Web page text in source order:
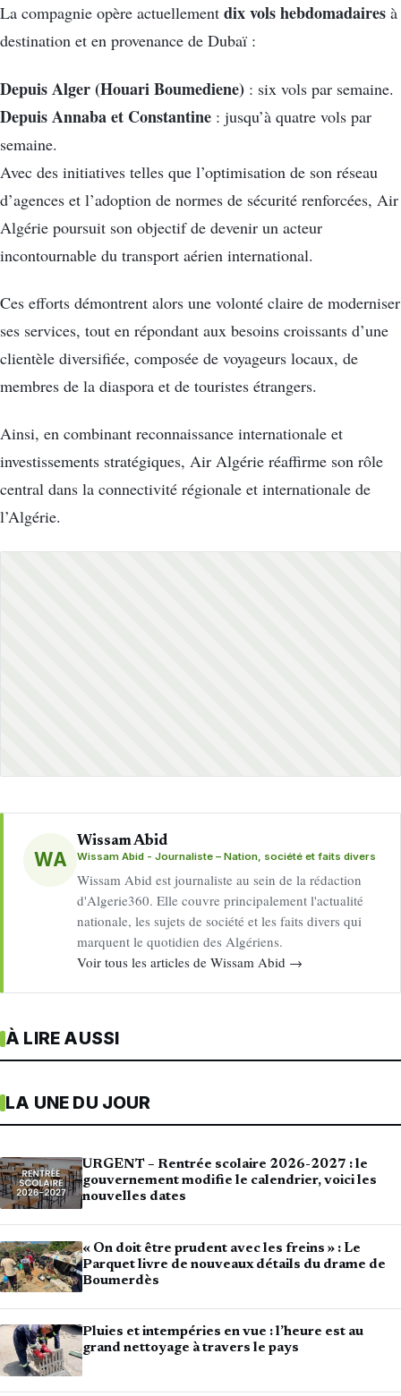
La compagnie opère actuellement dix vols hebdomadaires à
destination et en provenance de Dubaï :
Depuis Alger (Houari Boumediene) : six vols par semaine.
Depuis Annaba et Constantine : jusqu’à quatre vols par
semaine.
Avec des initiatives telles que l’optimisation de son réseau
d’agences et l’adoption de normes de sécurité renforcées, Air
Algérie poursuit son objectif de devenir un acteur
incontournable du transport aérien international.
Ces efforts démontrent alors une volonté claire de moderniser
ses services, tout en répondant aux besoins croissants d’une
clientèle diversifiée, composée de voyageurs locaux, de
membres de la diaspora et de touristes étrangers.
Ainsi, en combinant reconnaissance internationale et
investissements stratégiques, Air Algérie réaffirme son rôle
central dans la connectivité régionale et internationale de
l’Algérie.
WA
Wissam Abid
Wissam Abid - Journaliste – Nation, société et faits divers
Wissam Abid est journaliste au sein de la rédaction
d'Algerie360. Elle couvre principalement l'actualité
nationale, les sujets de société et les faits divers qui
marquent le quotidien des Algériens.
Voir tous les articles de Wissam Abid →
À LIRE AUSSI
LA UNE DU JOUR
URGENT – Rentrée scolaire 2026-2027 : le
gouvernement modifie le calendrier, voici les
nouvelles dates
« On doit être prudent avec les freins » : Le
Parquet livre de nouveaux détails du drame de
Boumerdès
Pluies et intempéries en vue : l’heure est au
grand nettoyage à travers le pays